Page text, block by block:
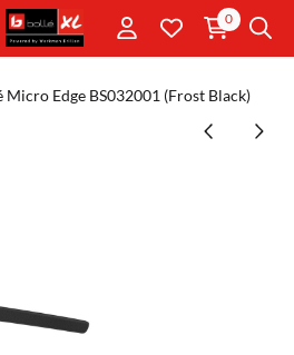
gesloten. 0
Micro Edge BS032001 (Frost Black)